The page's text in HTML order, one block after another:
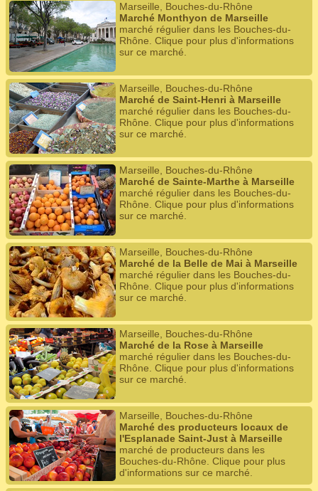
Marseille, Bouches-du-Rhône
Marché Monthyon de Marseille
marché régulier dans les Bouches-du-
Rhône. Clique pour plus d'informations
sur ce marché.
Marseille, Bouches-du-Rhône
Marché de Saint-Henri à Marseille
marché régulier dans les Bouches-du-
Rhône. Clique pour plus d'informations
sur ce marché.
Marseille, Bouches-du-Rhône
Marché de Sainte-Marthe à Marseille
marché régulier dans les Bouches-du-
Rhône. Clique pour plus d'informations
sur ce marché.
Marseille, Bouches-du-Rhône
Marché de la Belle de Mai à Marseille
marché régulier dans les Bouches-du-
Rhône. Clique pour plus d'informations
sur ce marché.
Marseille, Bouches-du-Rhône
Marché de la Rose à Marseille
marché régulier dans les Bouches-du-
Rhône. Clique pour plus d'informations
sur ce marché.
Marseille, Bouches-du-Rhône
Marché des producteurs locaux de
l'Esplanade Saint-Just à Marseille
marché de producteurs dans les
Bouches-du-Rhône. Clique pour plus
d'informations sur ce marché.